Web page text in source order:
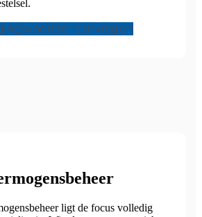
aanvragen
ligt de focus volledig